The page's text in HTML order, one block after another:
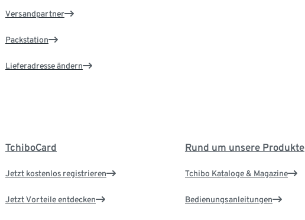
Versandpartner
Packstation
Lieferadresse ändern
TchiboCard
Jetzt kostenlos registrieren
Jetzt Vorteile entdecken
Rund um unsere Produkte
Tchibo Kataloge & Magazine
Bedienungsanleitungen